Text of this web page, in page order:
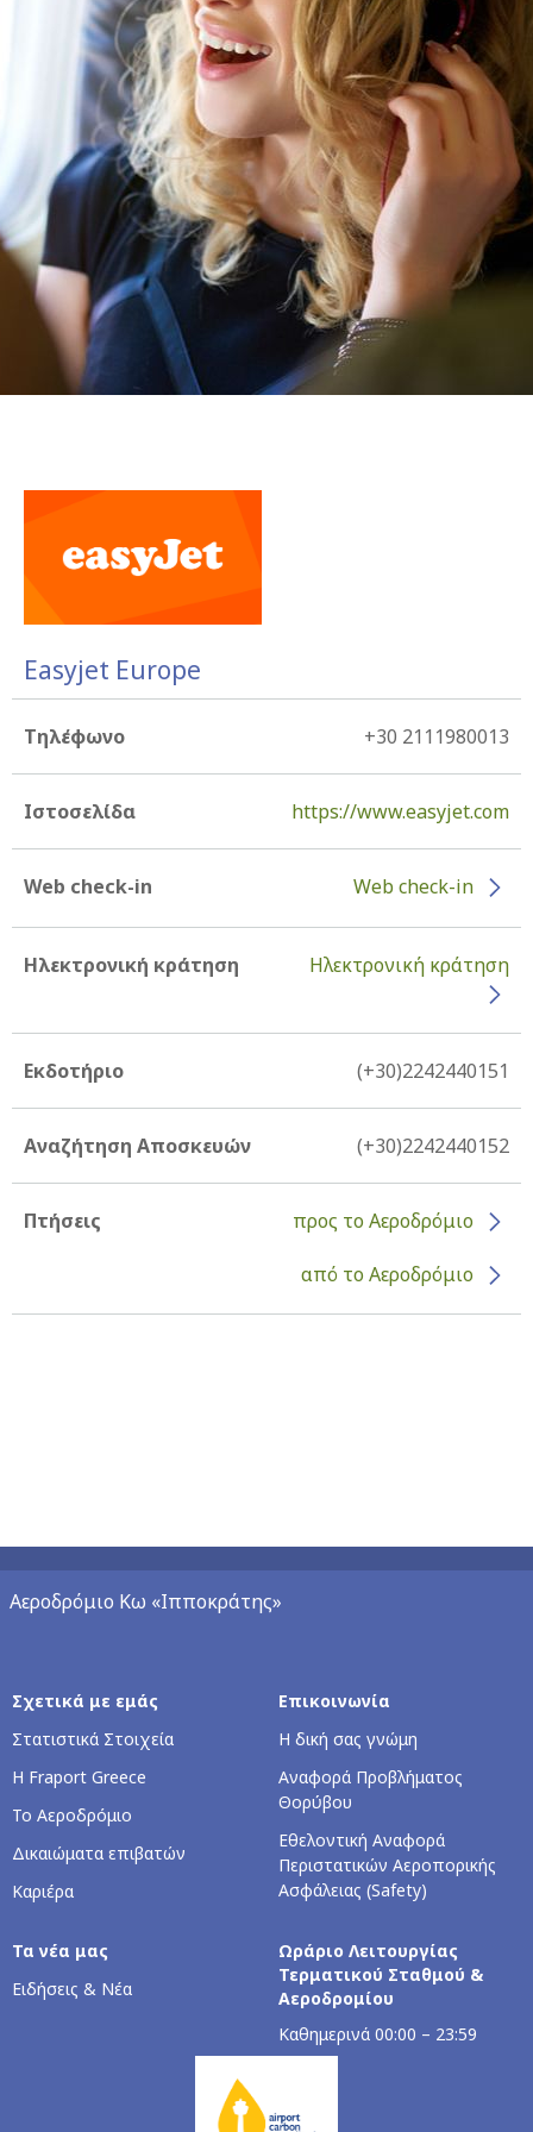
Easyjet Europe
Τηλέφωνο +30 2111980013
Ιστοσελίδα https://www.easyjet.com
Web check-in Web check-in
Ηλεκτρονική κράτηση Ηλεκτρονική κράτηση
Εκδοτήριο (+30)2242440151
Αναζήτηση Αποσκευών (+30)2242440152
Πτήσεις προς το Αεροδρόμιο
από το Αεροδρόμιο
Αεροδρόμιο Κω «Ιπποκράτης»
Σχετικά με εμάς
Στατιστικά Στοιχεία
Η Fraport Greece
Το Αεροδρόμιο
Δικαιώματα επιβατών
Καριέρα
Επικοινωνία
Η δική σας γνώμη
Αναφορά Προβλήματος
Θορύβου
Εθελοντική Αναφορά
Περιστατικών Αεροπορικής
Ασφάλειας (Safety)
Τα νέα μας
Ειδήσεις & Νέα
Ωράριο Λειτουργίας
Τερματικού Σταθμού &
Αεροδρομίου
Καθημερινά 00:00 – 23:59